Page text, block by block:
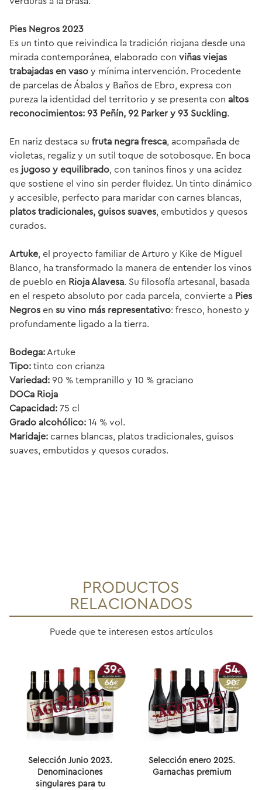
Pies Negros 2023
Es un tinto que reivindica la tradición riojana desde una
mirada contemporánea, elaborado con viñas viejas
trabajadas en vaso y mínima intervención. Procedente
de parcelas de Ábalos y Baños de Ebro, expresa con
pureza la identidad del territorio y se presenta con altos
reconocimientos: 93 Peñín, 92 Parker y 93 Suckling.
En nariz destaca su fruta negra fresca, acompañada de
violetas, regaliz y un sutil toque de sotobosque. En boca
es jugoso y equilibrado, con taninos finos y una acidez
que sostiene el vino sin perder fluidez. Un tinto dinámico
y accesible, perfecto para maridar con carnes blancas,
platos tradicionales, guisos suaves, embutidos y quesos
curados.
Artuke, el proyecto familiar de Arturo y Kike de Miguel
Blanco, ha transformado la manera de entender los vinos
de pueblo en Rioja Alavesa. Su filosofía artesanal, basada
en el respeto absoluto por cada parcela, convierte a Pies
Negros en su vino más representativo: fresco, honesto y
profundamente ligado a la tierra.
Bodega: Artuke
Tipo: tinto con crianza
Variedad: 90 % tempranillo y 10 % graciano
DOCa Rioja
Capacidad: 75 cl
Grado alcohólico: 14 % vol.
Maridaje: carnes blancas, platos tradicionales, guisos
suaves, embutidos y quesos curados.
PRODUCTOS
RELACIONADOS
Puede que te interesen estos artículos
Selección Junio 2023.
Denominaciones
singulares para tu
Selección enero 2025.
Garnachas premium